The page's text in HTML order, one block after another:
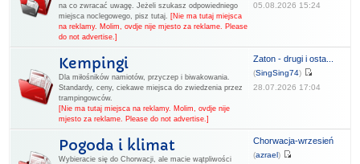
na co zwracać uwagę. Jeżeli szukasz odpowiedniego
miejsca noclegowego, pisz tutaj. [Nie ma tutaj miejsca
na reklamy. Molim, ovdje nije mjesto za reklame. Please
do not advertise.]
05.08.2026 15:24
Kempingi
Dla miłośników namiotów, przyczep i biwakowania.
Standardy, ceny, ciekawe miejsca do zwiedzenia przez
trampingowców.
[Nie ma tutaj miejsca na reklamy. Molim, ovdje nije
mjesto za reklame. Please do not advertise.]
Zaton - drugi i osta...
(SingSing74)
28.07.2026 17:04
Pogoda i klimat
Wybieracie się do Chorwacji, ale macie wątpliwości
Chorwacja-wrzesień
(azrael)